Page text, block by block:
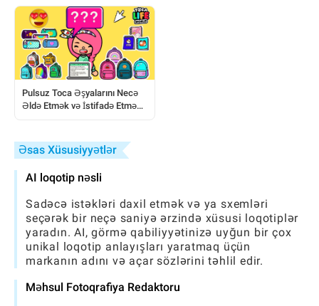
Pulsuz Toca Əşyalarını Necə
Əldə Etmək və İstifadə Etmək:
Əsas Xüsusiyyətlər
AI loqotip nəsli
Sadəcə istəkləri daxil etmək və ya sxemləri
seçərək bir neçə saniyə ərzində xüsusi loqotiplər
yaradın. AI, görmə qabiliyyətinizə uyğun bir çox
unikal loqotip anlayışları yaratmaq üçün
markanın adını və açar sözlərini təhlil edir.
Məhsul Fotoqrafiya Redaktoru